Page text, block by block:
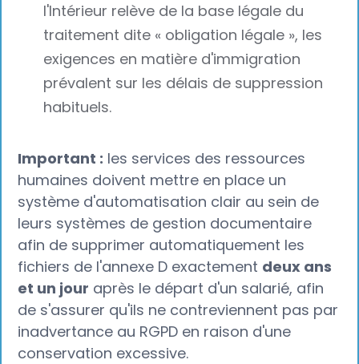
l'Intérieur relève de la base légale du
traitement dite « obligation légale », les
exigences en matière d'immigration
prévalent sur les délais de suppression
habituels.
Important : les services des ressources
humaines doivent mettre en place un
système d'automatisation clair au sein de
leurs systèmes de gestion documentaire
afin de supprimer automatiquement les
fichiers de l'annexe D exactement deux ans
et un jour après le départ d'un salarié, afin
de s'assurer qu'ils ne contreviennent pas par
inadvertance au RGPD en raison d'une
conservation excessive.